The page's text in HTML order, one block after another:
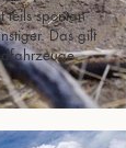
teils spontan
Das gilt